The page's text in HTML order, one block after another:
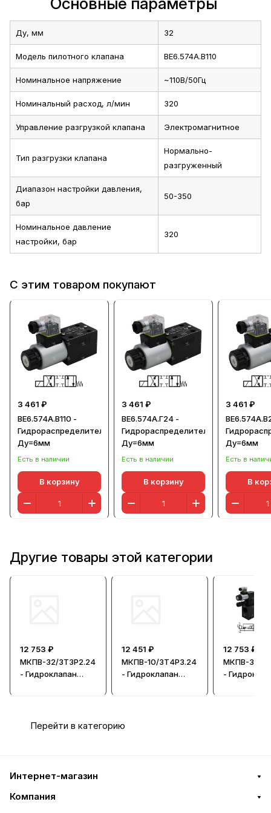
Ду, мм 32
Модель пилотного клапана ВЕ6.574А.В110
Номинальное напряжение ~110В/50Гц
Номинальный расход, л/мин 320
Управление разгрузкой клапана Электромагнитное
Тип разгрузки клапана
Нормально-
разгруженный
Диапазон настройки давления,
бар
50-350
Номинальное давление
настройки, бар
320
С этим товаром покупают
3 461 ₽
ВЕ6.574А.В110 -
Гидрораспределитель,
Ду=6мм
Есть в наличии
В корзину
3 461 ₽
ВЕ6.574А.Г24 -
Гидрораспределитель,
Ду=6мм
Есть в наличии
В корзину
3 461 ₽
Ду=6мм
Есть в
В
Другие товары этой категории
12 753 ₽
МКПВ-32/3Т3Р2.24
- Гидроклапан
12 451 ₽
МКПВ-10/3Т4Р3.24
- Гидроклапан
12 753 ₽
МКПВ-32/
-
Перейти в категорию
Интернет-магазин
Компания